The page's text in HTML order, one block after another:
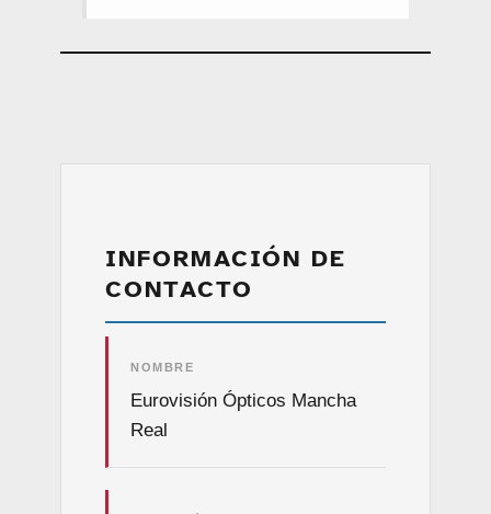
INFORMACIÓN DE
CONTACTO
NOMBRE
Eurovisión Ópticos Mancha
Real